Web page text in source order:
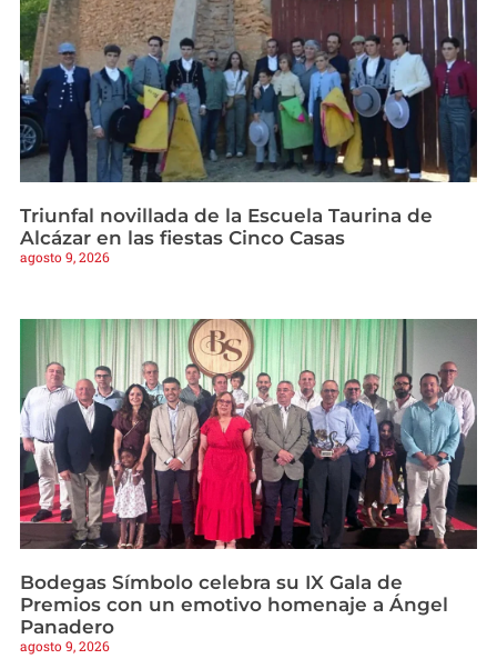
Triunfal novillada de la Escuela Taurina de
Alcázar en las fiestas Cinco Casas
agosto 9, 2026
Bodegas Símbolo celebra su IX Gala de
Premios con un emotivo homenaje a Ángel
Panadero
agosto 9, 2026